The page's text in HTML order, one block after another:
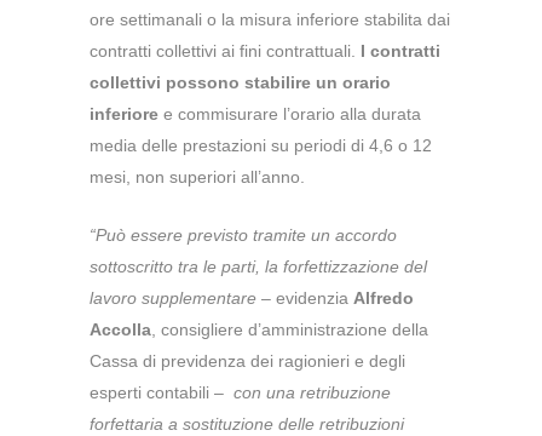
ore settimanali o la misura inferiore stabilita dai
contratti collettivi ai fini contrattuali. I contratti
collettivi possono stabilire un orario
inferiore e commisurare l’orario alla durata
media delle prestazioni su periodi di 4,6 o 12
mesi, non superiori all’anno.
“Può essere previsto tramite un accordo
sottoscritto tra le parti, la forfettizzazione del
lavoro supplementare – evidenzia Alfredo
Accolla, consigliere d’amministrazione della
Cassa di previdenza dei ragionieri e degli
esperti contabili – con una retribuzione
forfettaria a sostituzione delle retribuzioni